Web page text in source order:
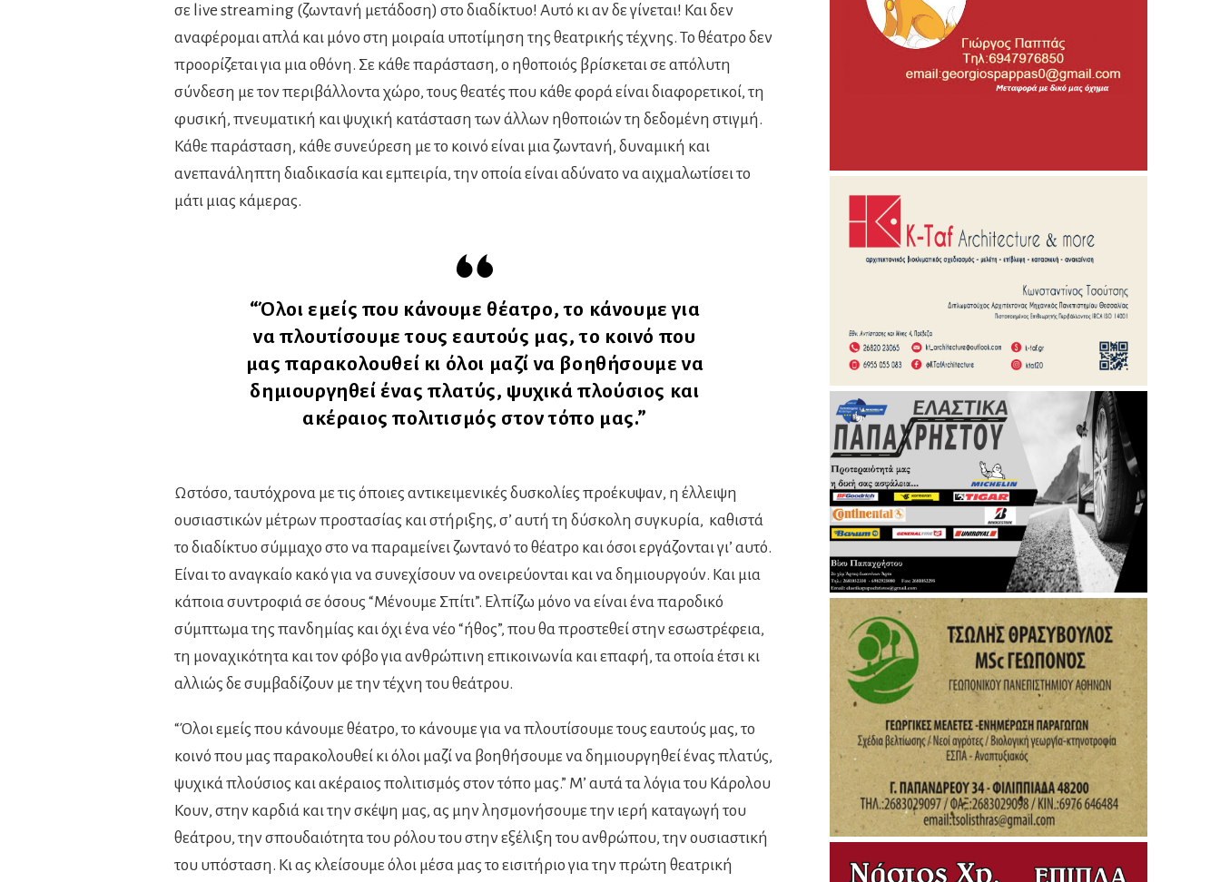
σε live streaming (ζωντανή μετάδοση) στο διαδίκτυο! Αυτό κι αν δε γίνεται! Και δεν
αναφέρομαι απλά και μόνο στη μοιραία υποτίμηση της θεατρικής τέχνης. Το θέατρο δεν
προορίζεται για μια οθόνη. Σε κάθε παράσταση, ο ηθοποιός βρίσκεται σε απόλυτη
σύνδεση με τον περιβάλλοντα χώρο, τους θεατές που κάθε φορά είναι διαφορετικοί, τη
φυσική, πνευματική και ψυχική κατάσταση των άλλων ηθοποιών τη δεδομένη στιγμή.
Κάθε παράσταση, κάθε συνεύρεση με το κοινό είναι μια ζωντανή, δυναμική και
ανεπανάληπτη διαδικασία και εμπειρία, την οποία είναι αδύνατο να αιχμαλωτίσει το
μάτι μιας κάμερας.
“Όλοι εμείς που κάνουμε θέατρο, το κάνουμε για
να πλουτίσουμε τους εαυτούς μας, το κοινό που
μας παρακολουθεί κι όλοι μαζί να βοηθήσουμε να
δημιουργηθεί ένας πλατύς, ψυχικά πλούσιος και
ακέραιος πολιτισμός στον τόπο μας.”
Ωστόσο, ταυτόχρονα με τις όποιες αντικειμενικές δυσκολίες προέκυψαν, η έλλειψη
ουσιαστικών μέτρων προστασίας και στήριξης, σ’ αυτή τη δύσκολη συγκυρία, καθιστά
το διαδίκτυο σύμμαχο στο να παραμείνει ζωντανό το θέατρο και όσοι εργάζονται γι’ αυτό.
Είναι το αναγκαίο κακό για να συνεχίσουν να ονειρεύονται και να δημιουργούν. Και μια
κάποια συντροφιά σε όσους “Μένουμε Σπίτι”. Ελπίζω μόνο να είναι ένα παροδικό
σύμπτωμα της πανδημίας και όχι ένα νέο “ήθος”, που θα προστεθεί στην εσωστρέφεια,
τη μοναχικότητα και τον φόβο για ανθρώπινη επικοινωνία και επαφή, τα οποία έτσι κι
αλλιώς δε συμβαδίζουν με την τέχνη του θεάτρου.
“Όλοι εμείς που κάνουμε θέατρο, το κάνουμε για να πλουτίσουμε τους εαυτούς μας, το
κοινό που μας παρακολουθεί κι όλοι μαζί να βοηθήσουμε να δημιουργηθεί ένας πλατύς,
ψυχικά πλούσιος και ακέραιος πολιτισμός στον τόπο μας.” Μ’ αυτά τα λόγια του Κάρολου
Κουν, στην καρδιά και την σκέψη μας, ας μην λησμονήσουμε την ιερή καταγωγή του
θεάτρου, την σπουδαιότητα του ρόλου του στην εξέλιξη του ανθρώπου, την ουσιαστική
του υπόσταση. Κι ας κλείσουμε όλοι μέσα μας το εισιτήριο για την πρώτη θεατρική